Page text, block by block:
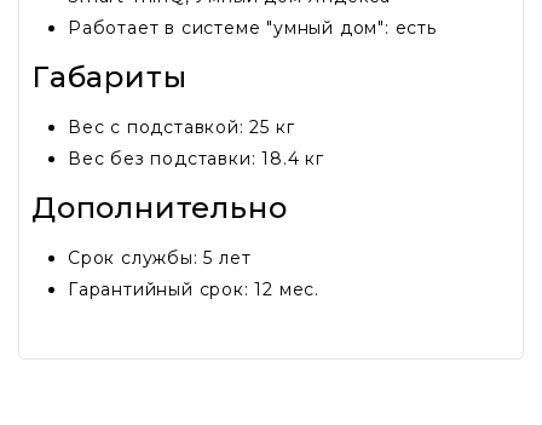
Работает в системе "умный дом": есть
Габариты
Вес с подставкой: 25 кг
Вес без подставки: 18.4 кг
Дополнительно
Срок службы: 5 лет
Гарантийный срок: 12 мес.